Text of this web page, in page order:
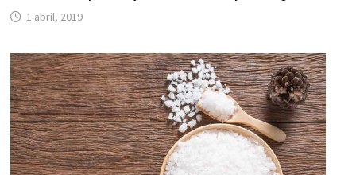
1 abril, 2019